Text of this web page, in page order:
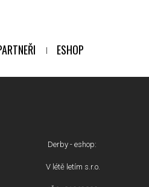
ESHOP
Derby - eshop:
V létě letím s.r.o.